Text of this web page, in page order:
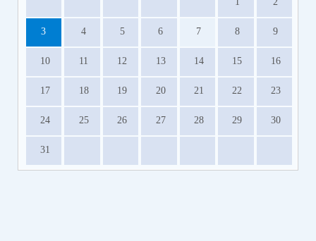
3 4 5 6 7 8 9
10 11 12 13 14 15 16
17 18 19 20 21 22 23
24 25 26 27 28 29 30
31